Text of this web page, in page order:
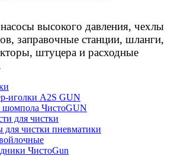
высокого давления, чехлы
заправочные станции, шланги,
штуцера и расходные
иголки A2S GUN
шомпола ЧистоGUN
для чистки
для чистки пневматики
ЧистоGun